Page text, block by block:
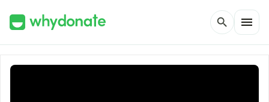
search menu